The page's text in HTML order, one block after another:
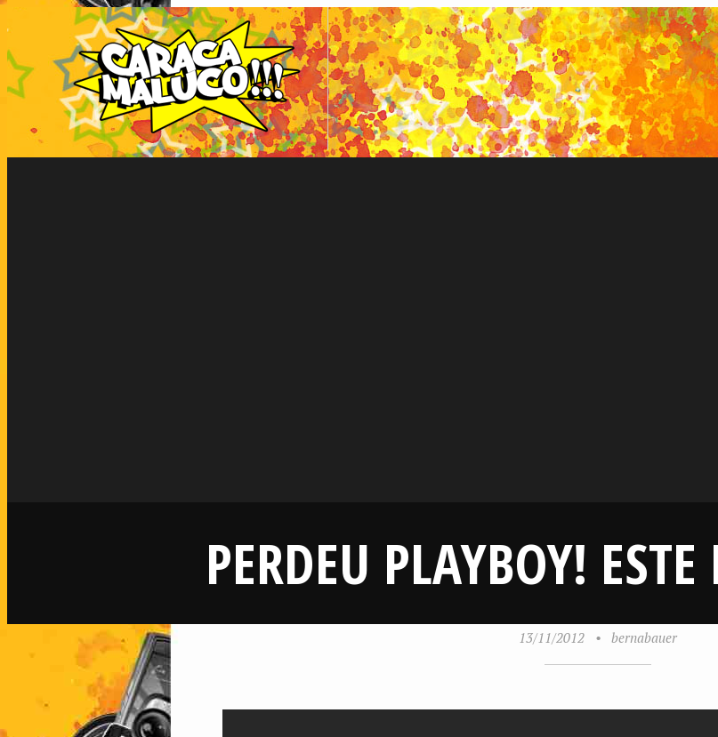
PERDEU PLAYBOY!
13/11/2012 • bernabauer